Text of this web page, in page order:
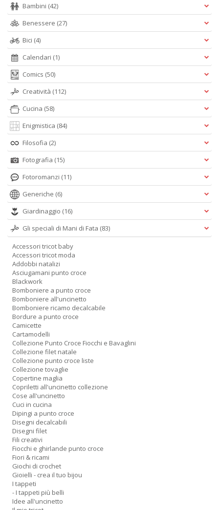
Bambini (42)
Benessere (27)
Bici (4)
Calendari (1)
Comics (50)
Creatività (112)
Cucina (58)
Enigmistica (84)
Filosofia (2)
Fotografia (15)
Fotoromanzi (11)
Generiche (6)
Giardinaggio (16)
Gli speciali di Mani di Fata (83)
Accessori tricot baby
Accessori tricot moda
Addobbi natalizi
Asciugamani punto croce
Blackwork
Bomboniere a punto croce
Bomboniere all'uncinetto
Bomboniere ricamo decalcabile
Bordure a punto croce
Camicette
Cartamodelli
Collezione Punto Croce Fiocchi e Bavaglini
Collezione filet natale
Collezione punto croce liste
Collezione tovaglie
Copertine maglia
Copriletti all'uncinetto collezione
Cose all'uncinetto
Cuci in cucina
Dipingi a punto croce
Disegni decalcabili
Disegni filet
Fili creativi
Fiocchi e ghirlande punto croce
Fiori & ricami
Giochi di crochet
Gioielli - crea il tuo bijou
I tappeti
- I tappeti più belli
Idee all'uncinetto